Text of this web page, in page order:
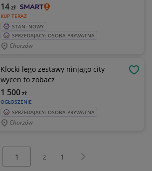
KUP TERAZ
14zł
STAN: NOWY
SPRZEDAJĄCY: OSOBA PRYWATNA
Chorzów
Klocki lego zestawy ninjago city
wycen to zobacz
OGŁOSZENIE
1 500zł
SPRZEDAJĄCY: OSOBA PRYWATNA
Chorzów
z 1 Następna strona